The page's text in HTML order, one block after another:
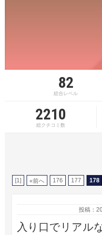
82
総合レベル
2210
総クチコミ数
[1] «前へ 176 177 178
投稿：
入り口でリアル